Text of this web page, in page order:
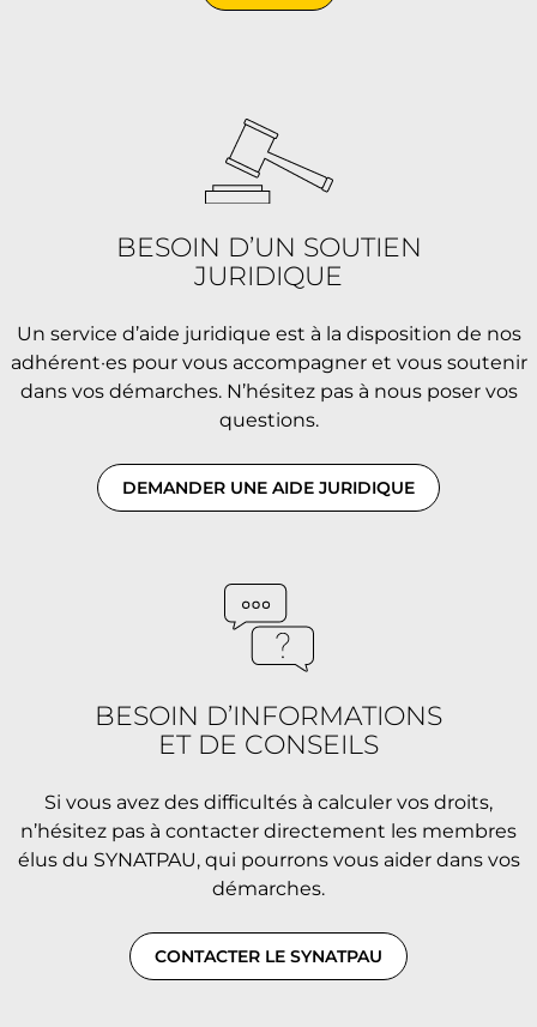
BESOIN D’UN SOUTIEN
JURIDIQUE
Un service d’aide juridique est à la disposition de nos
adhérent·es pour vous accompagner et vous soutenir
dans vos démarches. N’hésitez pas à nous poser vos
questions.
DEMANDER UNE AIDE JURIDIQUE
BESOIN D’INFORMATIONS
ET DE CONSEILS
Si vous avez des difficultés à calculer vos droits,
n’hésitez pas à contacter directement les membres
élus du SYNATPAU, qui pourrons vous aider dans vos
démarches.
CONTACTER LE SYNATPAU